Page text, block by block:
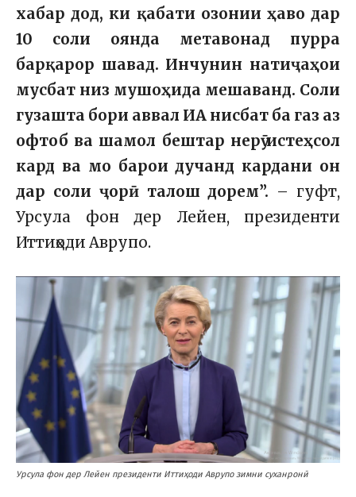
хабар дод, ки қабати озонии ҳаво дар
10 соли оянда метавонад пурра
барқарор шавад. Инчунин натиҷаҳои
мусбат низ мушоҳида мешаванд. Соли
гузашта бори аввал ИА нисбат ба газ аз
офтоб ва шамол бештар нерӯ истеҳсол
кард ва мо барои дучанд кардани он
дар соли ҷорӣ талош дорем”. – гуфт,
Урсула фон дер Лейен, президенти
Иттиҳоди Аврупо.
Урсула фон дер Лейен президенти Иттиҳоди Аврупо зимни суханронӣ